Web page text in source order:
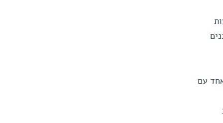
עם